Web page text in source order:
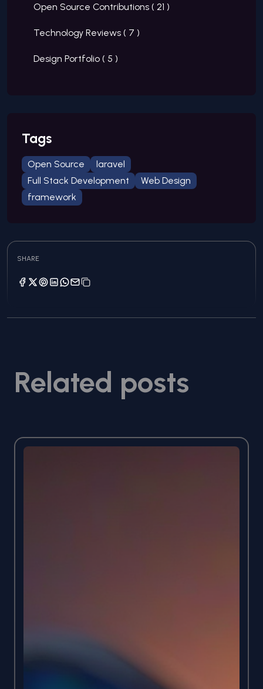
Open Source Contributions ( 21 )
Technology Reviews ( 7 )
Design Portfolio ( 5 )
Tags
Open Source
laravel
Full Stack Development
Web Design
framework
SHARE
Related posts